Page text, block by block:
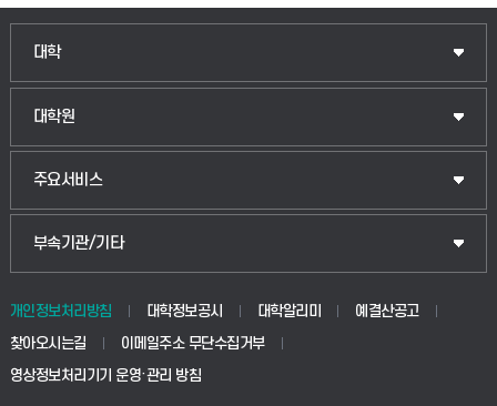
대학
인문융합공공인재학부
법경영학부
생명공학부
대학원
일반대학원
산업대학원
공공정책대학원
교육대학원
주요서비스
입학안내
웹메일
학사시스템(전문학사 및 전공심화)
부속기관/기타
중앙도서관
학생생활관(안성)
개인정보처리방침 대학정보공시 대학알리미
예결산공고
찾아오시는길
이메일주소 무단수집거부
영상정보처리기기 운영·관리 방침